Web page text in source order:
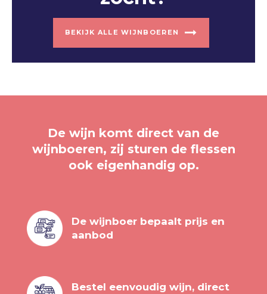
BEKIJK ALLE WIJNBOEREN
De wijn komt direct van de
wijnboeren, zij sturen de flessen
ook eigenhandig op.
De wijnboer bepaalt prijs en
aanbod
Bestel eenvoudig wijn, direct